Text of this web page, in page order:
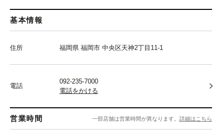
基本情報
住所 福岡県 福岡市 中央区天神2丁目11-1
電話
092-235-7000
電話をかける
営業時間 一部店舗は営業時間が異なります。 詳細はこちら